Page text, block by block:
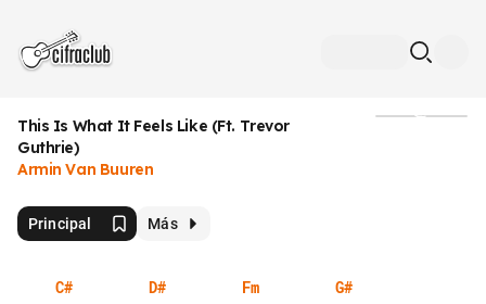
This Is What It Feels Like (Ft. Trevor
Guthrie)
Armin Van Buuren
Principal Más
C# D# Fm G#